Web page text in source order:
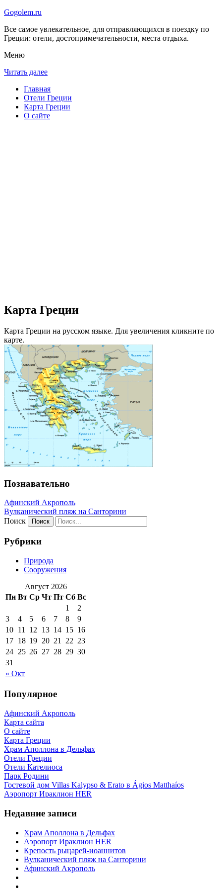
Gogolem.ru
Все самое увлекательное, для отправляющихся в поездку по
Греции: отели, достопримечательности, места отдыха.
Меню
Читать далее
Главная
Отели Греции
Карта Греции
О сайте
Карта Греции
Карта Греции на русском языке. Для увеличения кликните по
карте.
Познавательно
Афинский Акрополь
Вулканический пляж на Санторини
Поиск
Рубрики
Природа
Сооружения
Август 2026
Пн Вт Ср Чт Пт Сб Вс
« Окт
1
2
3
4 5 6 7 8
9
10 11 12 13 14 15 16
17 18 19 20 21 22 23
24 25 26 27 28 29 30
31
Популярное
Афинский Акрополь
Карта сайта
О сайте
Карта Греции
Храм Аполлона в Дельфах
Отели Греции
Отели Кателиоса
Парк Родини
Гостевой дом Villas Kalypso & Erato в Ágios Matthaíos
Аэропорт Ираклион HER
Недавние записи
Храм Аполлона в Дельфах
Аэропорт Ираклион HER
Крепость рыцарей-иоаннитов
Вулканический пляж на Санторини
Афинский Акрополь